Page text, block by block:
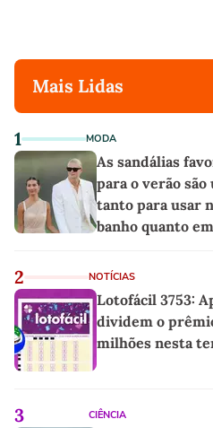
Mais Lidas
1 MODA
As sandálias
para o verão
tanto para usar
banho quanto
2 NOTÍCIAS
Lotofácil 3753:
dividem o
milhões nesta
3 CIÊNCIA